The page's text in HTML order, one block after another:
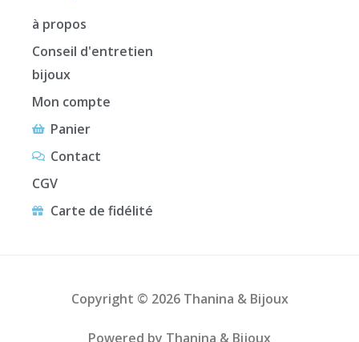
à propos
Conseil d'entretien
bijoux
Mon compte
Panier
Contact
CGV
Carte de fidélité
Copyright © 2026 Thanina & Bijoux
Powered by Thanina & Bijoux